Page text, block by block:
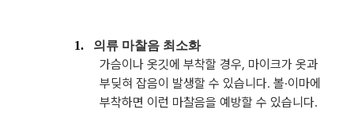
1. 의류 마찰음 최소화
가슴이나 옷깃에 부착할 경우, 마이크가 옷과
부딪혀 잡음이 발생할 수 있습니다. 볼·이마에
부착하면 이런 마찰음을 예방할 수 있습니다.